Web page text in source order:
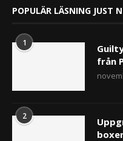
POPULÄR LÄSNING JUST
1
från
2